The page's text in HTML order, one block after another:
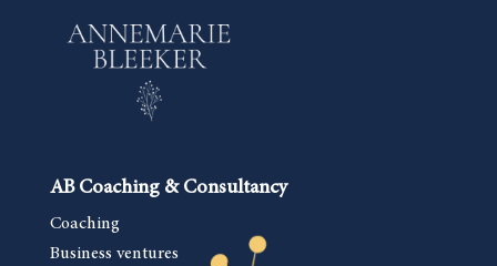
AB Coaching & Consultancy
Coaching
Business ventures